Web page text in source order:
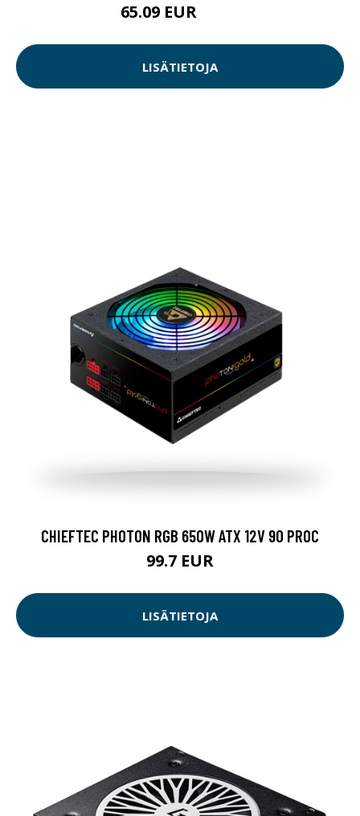
65.09 EUR
LISÄTIETOJA
CHIEFTEC PHOTON RGB 650W ATX 12V 90 PROC
99.7 EUR
LISÄTIETOJA